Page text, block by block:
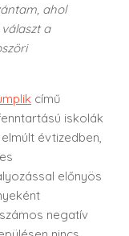
ahol
a
című
iskolák
évtizedben,
előnyös
negatív